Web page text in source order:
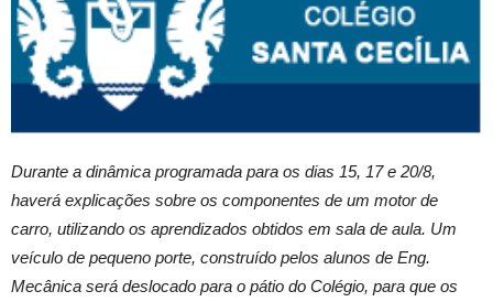
Durante a dinâmica programada para os dias 15, 17 e 20/8,
haverá explicações sobre os componentes de um motor de
carro, utilizando os aprendizados obtidos em sala de aula. Um
veículo de pequeno porte, construído pelos alunos de Eng.
Mecânica será deslocado para o pátio do Colégio, para que os